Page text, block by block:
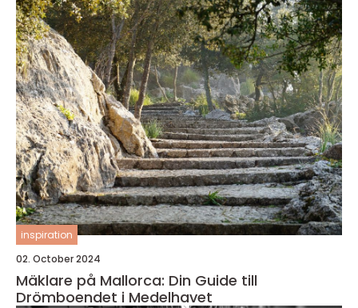
inspiration
02. October 2024
Mäklare på Mallorca: Din Guide till
Drömboendet i Medelhavet